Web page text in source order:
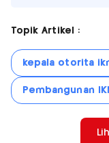
Topik Artikel :
kepala otorita
Pembangunan